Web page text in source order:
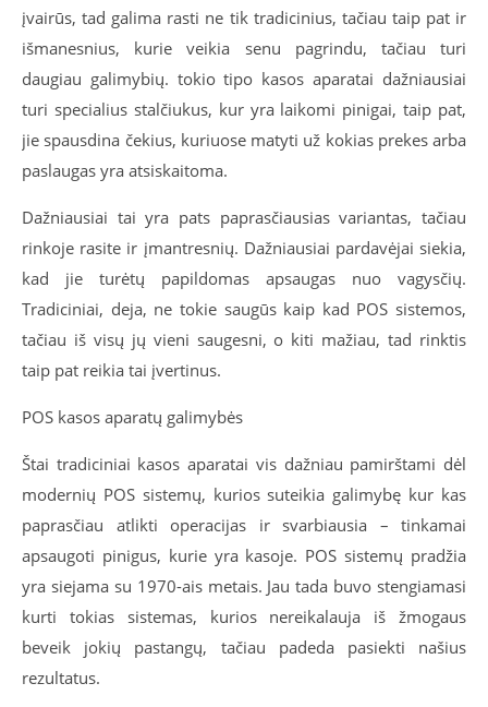
įvairūs, tad galima rasti ne tik tradicinius, tačiau taip pat ir
išmanesnius, kurie veikia senu pagrindu, tačiau turi
daugiau galimybių. tokio tipo kasos aparatai dažniausiai
turi specialius stalčiukus, kur yra laikomi pinigai, taip pat,
jie spausdina čekius, kuriuose matyti už kokias prekes arba
paslaugas yra atsiskaitoma.
Dažniausiai tai yra pats paprasčiausias variantas, tačiau
rinkoje rasite ir įmantresnių. Dažniausiai pardavėjai siekia,
kad jie turėtų papildomas apsaugas nuo vagysčių.
Tradiciniai, deja, ne tokie saugūs kaip kad POS sistemos,
tačiau iš visų jų vieni saugesni, o kiti mažiau, tad rinktis
taip pat reikia tai įvertinus.
POS kasos aparatų galimybės
Štai tradiciniai kasos aparatai vis dažniau pamirštami dėl
modernių POS sistemų, kurios suteikia galimybę kur kas
paprasčiau atlikti operacijas ir svarbiausia – tinkamai
apsaugoti pinigus, kurie yra kasoje. POS sistemų pradžia
yra siejama su 1970-ais metais. Jau tada buvo stengiamasi
kurti tokias sistemas, kurios nereikalauja iš žmogaus
beveik jokių pastangų, tačiau padeda pasiekti našius
rezultatus.